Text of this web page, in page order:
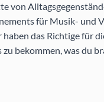
von
für Musik- und
das Richtige für
bekommen, was du